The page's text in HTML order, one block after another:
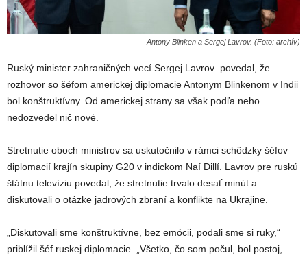
Antony Blinken a Sergej Lavrov. (Foto: archív)
Ruský minister zahraničných vecí Sergej Lavrov povedal, že
rozhovor so šéfom americkej diplomacie Antonym Blinkenom v Indii
bol konštruktívny. Od americkej strany sa však podľa neho
nedozvedel nič nové.
Stretnutie oboch ministrov sa uskutočnilo v rámci schôdzky šéfov
diplomacií krajín skupiny G20 v indickom Naí Dillí. Lavrov pre ruskú
štátnu televíziu povedal, že stretnutie trvalo desať minút a
diskutovali o otázke jadrových zbraní a konflikte na Ukrajine.
„Diskutovali sme konštruktívne, bez emócii, podali sme si ruky,“
priblížil šéf ruskej diplomacie. „Všetko, čo som počul, bol postoj,